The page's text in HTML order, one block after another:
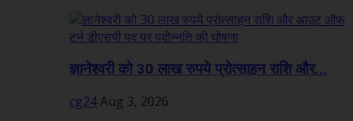
ज्ञानेश्वरी को 30 लाख रुपये प्रोत्साहन राशि और...
cg24Aug 3, 2026